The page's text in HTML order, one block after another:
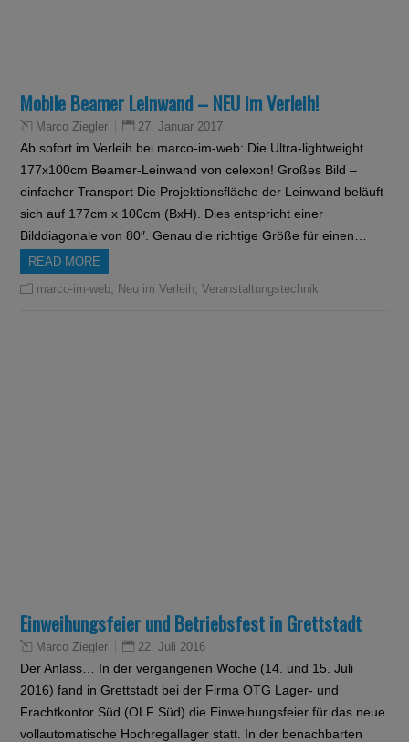
Mobile Beamer Leinwand – NEU im Verleih!
Marco Ziegler 27. Januar 2017
Ab sofort im Verleih bei marco-im-web: Die Ultra-lightweight
177x100cm Beamer-Leinwand von celexon! Großes Bild –
einfacher Transport Die Projektionsfläche der Leinwand beläuft
sich auf 177cm x 100cm (BxH). Dies entspricht einer
Bilddiagonale von 80″. Genau die richtige Größe für einen…
READ MORE
marco-im-web Neu im Verleih ,Veranstaltungstechnik
Einweihungsfeier und Betriebsfest in Grettstadt
Marco Ziegler 22. Juli 2016
Der Anlass… In der vergangenen Woche (14. und 15. Juli
2016) fand in Grettstadt bei der Firma OTG Lager- und
Frachtkontor Süd (OLF Süd) die Einweihungsfeier für das neue
vollautomatische Hochregallager statt. In der benachbarten